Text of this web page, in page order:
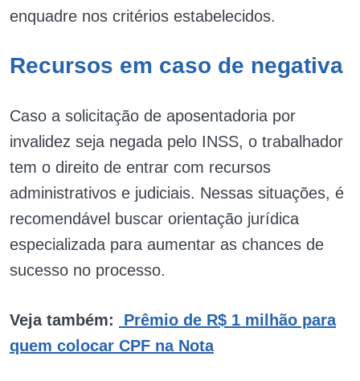
enquadre nos critérios estabelecidos.
Recursos em caso de negativa
Caso a solicitação de aposentadoria por
invalidez seja negada pelo INSS, o trabalhador
tem o direito de entrar com recursos
administrativos e judiciais. Nessas situações, é
recomendável buscar orientação jurídica
especializada para aumentar as chances de
sucesso no processo.
Veja também:
Prêmio de R$ 1 milhão para
quem colocar CPF na Nota